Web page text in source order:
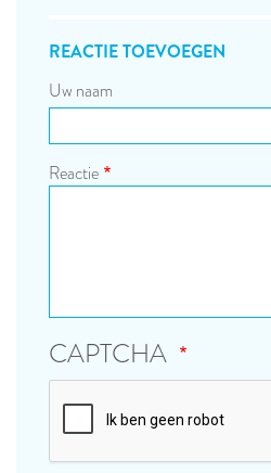
REACTIE TOEVOEGEN
Uw naam
Reactie
CAPTCHA